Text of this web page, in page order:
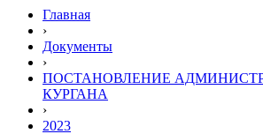
Главная
›
Документы
›
ПОСТАНОВЛЕНИЕ
КУРГАНА
›
2023